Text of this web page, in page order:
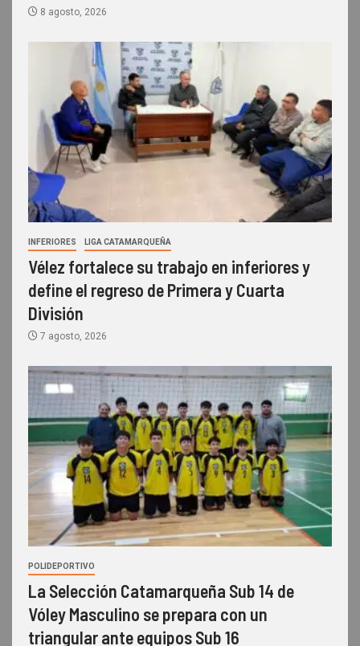
8 agosto, 2026
INFERIORES LIGA CATAMARQUEÑA
Vélez fortalece su trabajo en inferiores y
define el regreso de Primera y Cuarta
División
7 agosto, 2026
POLIDEPORTIVO
La Selección Catamarqueña Sub 14 de
Vóley Masculino se prepara con un
triangular ante equipos Sub 16